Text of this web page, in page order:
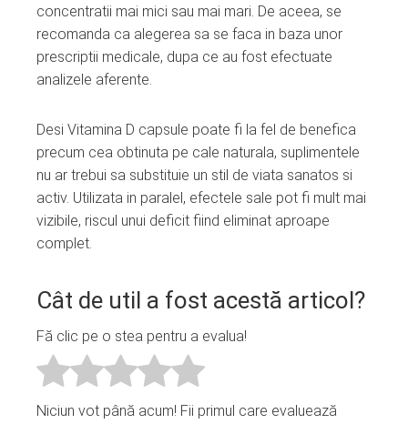
concentratii mai mici sau mai mari. De aceea, se
recomanda ca alegerea sa se faca in baza unor
prescriptii medicale, dupa ce au fost efectuate
analizele aferente.
Desi Vitamina D capsule poate fi la fel de benefica
precum cea obtinuta pe cale naturala, suplimentele
nu ar trebui sa substituie un stil de viata sanatos si
activ. Utilizata in paralel, efectele sale pot fi mult mai
vizibile, riscul unui deficit fiind eliminat aproape
complet.
Cât de util a fost acestă articol?
Fă clic pe o stea pentru a evalua!
Niciun vot până acum! Fii primul care evaluează